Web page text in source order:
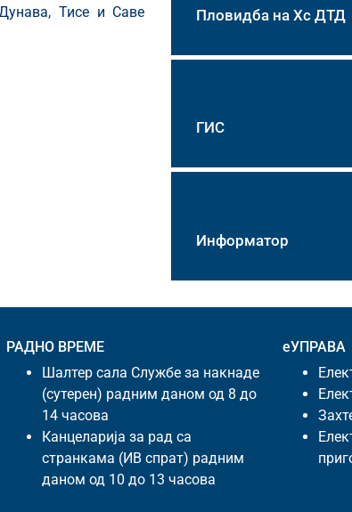
Тисе и Саве
Пловидба на Хс ДТД
ГИС
Информатор
РАДНО ВРЕМЕ
Шалтер сала Службе за накнаде
(сутерен) радним даном од 8 до
14 часова
Канцеларија за рад са
странкама (ИВ спрат) радним
даном од 10 до 13 часова
еУПРАВА